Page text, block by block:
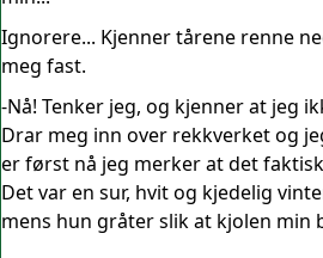
Ignorere... Kjenner tårene renne
meg fast.
-Nå! Tenker jeg, og kjenner at jeg
Drar meg inn over rekkverket og
er først nå jeg merker at det
Det var en sur, hvit og kjedelig
mens hun gråter slik at kjolen min